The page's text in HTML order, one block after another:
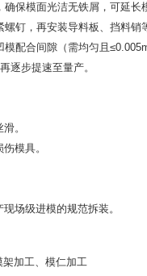
保模面光洁无铁屑，可延长
钉，再安装导料板、挡料销
配合间隙（需均匀且
逐步提速至量产‌。
。
模具‌。
场级进模的规范拆装。
加工、模仁加工